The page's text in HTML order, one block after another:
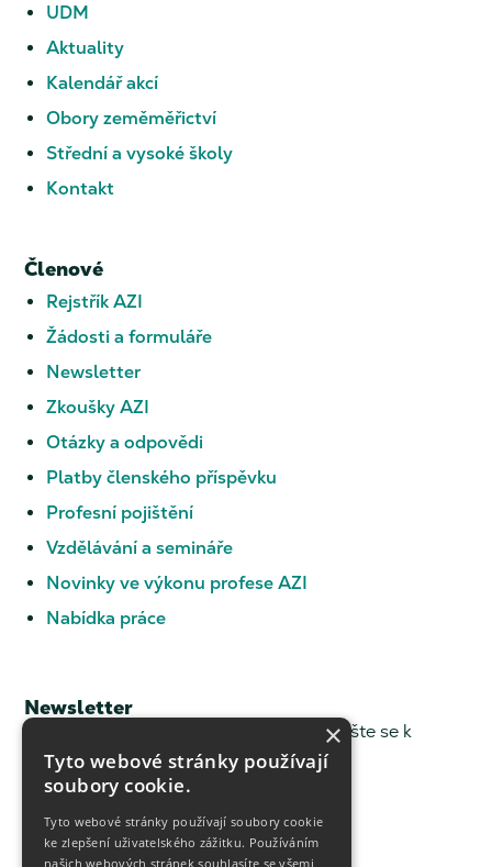
UDM
Aktuality
Kalendář akcí
Obory zeměměřictví
Střední a vysoké školy
Kontakt
Členové
Rejstřík AZI
Žádosti a formuláře
Newsletter
Zkoušky AZI
Otázky a odpovědi
Platby členského příspěvku
Profesní pojištění
Vzdělávání a semináře
Novinky ve výkonu profese AZI
Nabídka práce
Newsletter
Chcete dostávat novinky z ČKZ? Přihlašte se k
odběru.
Newsletter
×
Tyto webové stránky používají
soubory cookie.
Tyto webové stránky používají soubory cookie
ke zlepšení uživatelského zážitku. Používáním
našich webových stránek souhlasíte se všemi